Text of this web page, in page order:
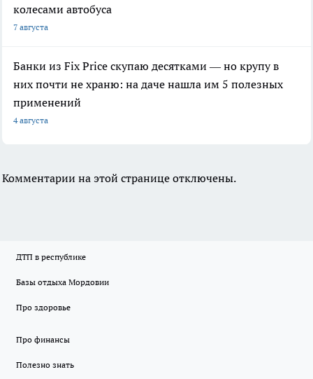
колесами автобуса
7 августа
Банки из Fix Price скупаю десятками — но крупу в
них почти не храню: на даче нашла им 5 полезных
применений
4 августа
Комментарии на этой странице отключены.
ДТП в республике
Базы отдыха Мордовии
Про здоровье
Про финансы
Полезно знать